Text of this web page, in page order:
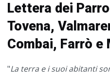
Lettera dei
Tovena,
Combai, Farrò e
"La terra e i suoi abitanti